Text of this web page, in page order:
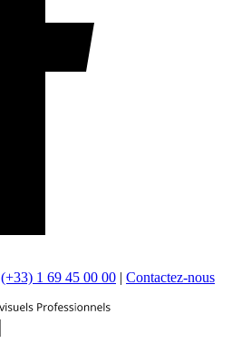
(+33) 1 69 45 00 00 | Contactez-nous